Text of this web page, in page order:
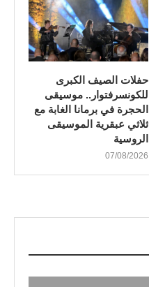
​حفلات الصيف الكبرى
للكونسرفتوار.. موسيقى
الحجرة في برمانا الغابة مع
ثلاثي عبقرية الموسيقى
الروسية
07/08/2026